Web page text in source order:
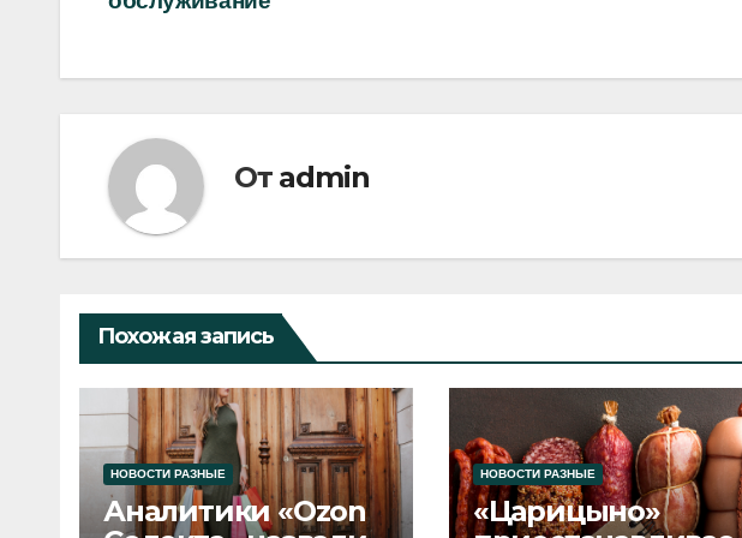
записям
От admin
Похожая запись
НОВОСТИ РАЗНЫЕ
Аналитики «Ozon
НОВОСТИ РАЗНЫЕ
«Царицыно»